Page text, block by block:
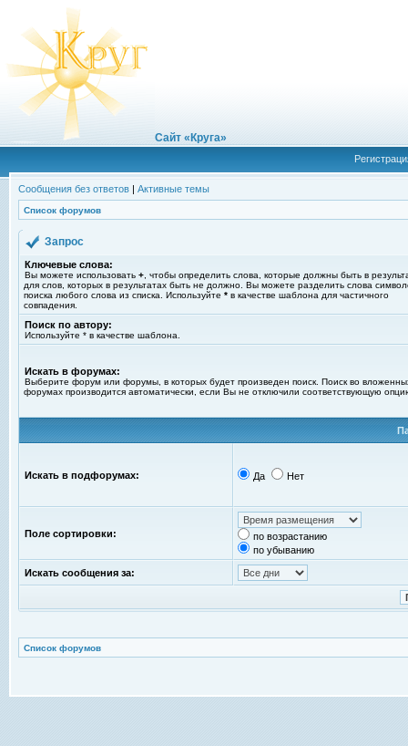
Сайт «Круга»
Сообщения без ответов | Активные темы
Список форумов
Запрос
Ключевые слова:
Вы можете использовать + , чтобы определить слова, которые должны быть в
для слов, которых в результатах быть не должно. Вы можете разделить слова
поиска любого слова из списка. Используйте * в качестве шаблона для частичного
совпадения.
Поиск по автору:
Используйте * в качестве шаблона.
Искать в форумах:
Выберите форум или форумы, в которых будет произведен поиск. Поиск во
форумах производится автоматически, если Вы не отключили соответствующую
Искать в подфорумах: Да Нет
Поле сортировки:
по возрастанию
по убыванию
Искать сообщения за:
Список форумов